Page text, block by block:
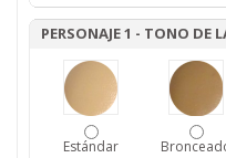
PERSONAJE 1 - TONO DE
Estándar